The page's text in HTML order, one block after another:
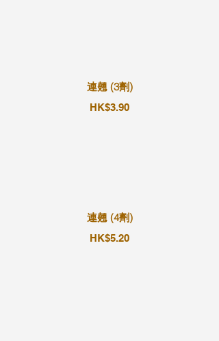
連翹 (3劑)
HK$3.90
連翹 (4劑)
HK$5.20